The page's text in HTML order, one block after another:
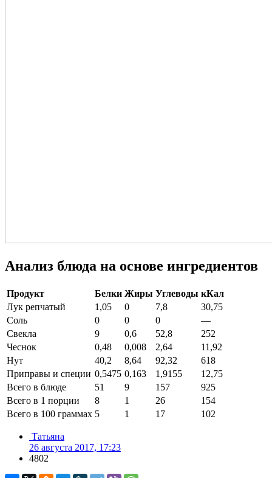
Анализ блюда на основе ингредиентов
Продукт Белки Жиры Углеводы кКал
Лук репчатый
1,05 0 7,8
30,75
Соль
0 0 0
—
Свекла
9 0,6 52,8
252
Чеснок
0,48 0,008 2,64
11,92
Нут
40,2 8,64 92,32
618
Приправы и специи 0,5475 0,163 1,9155
12,75
Всего в блюде
51 9 157
925
Всего в 1 порции
8 1 26
154
Всего в 100 граммах 5 1 17 102
Татьяна
26 августа 2017, 17:23
4802